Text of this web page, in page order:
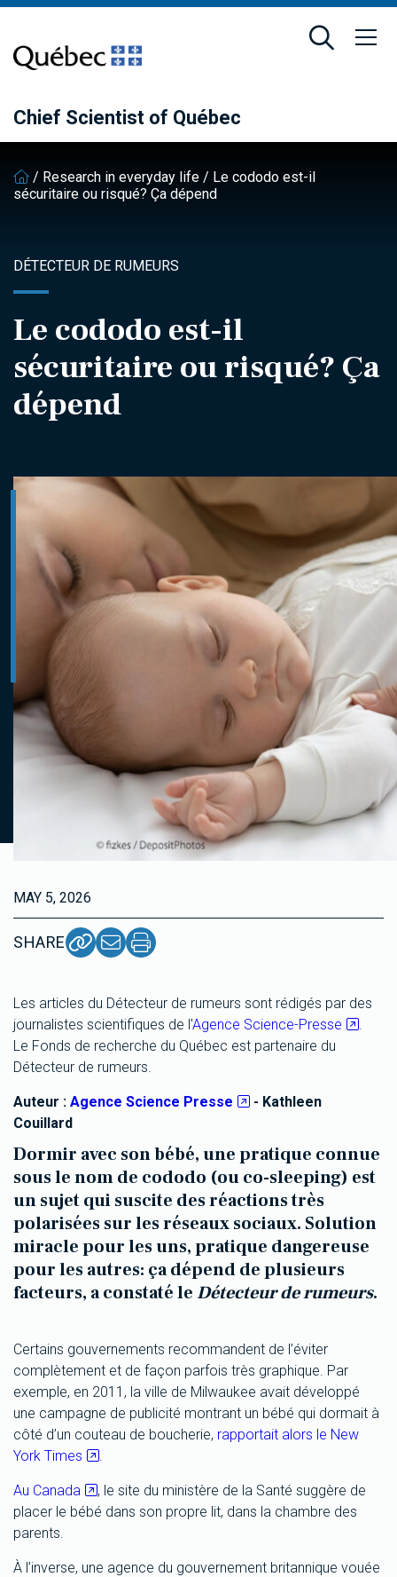
main
content
footer
Chief Scientist of Québec
/ Research in everyday life / Le cododo est-il
sécuritaire ou risqué? Ça dépend
DÉTECTEUR DE RUMEURS
Le cododo est-il
sécuritaire ou risqué? Ça
dépend
MAY 5, 2026
SHARE
Les articles du Détecteur de rumeurs sont rédigés par des
journalistes scientifiques de l'Agence Science-Presse
.
Le Fonds de recherche du Québec est partenaire du
Détecteur de rumeurs.
Auteur : Agence Science Presse
- Kathleen
Couillard
Dormir avec son bébé, une pratique connue
sous le nom de cododo (ou co-sleeping) est
un sujet qui suscite des réactions très
polarisées sur les réseaux sociaux. Solution
miracle pour les uns, pratique dangereuse
pour les autres: ça dépend de plusieurs
facteurs, a constaté leDétecteur de rumeurs.
Certains gouvernements recommandent de l’éviter
complètement et de façon parfois très graphique. Par
exemple, en 2011, la ville de Milwaukee avait développé
une campagne de publicité montrant un bébé qui dormait à
côté d’un couteau de boucherie, rapportait alors le New
York Times
.
Au Canada
, le site du ministère de la Santé suggère de
placer le bébé dans son propre lit, dans la chambre des
parents.
À l’inverse, une agence du gouvernement britannique vouée